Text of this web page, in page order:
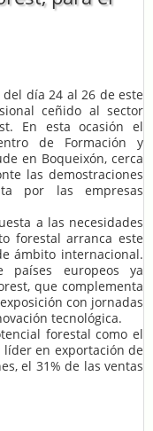
día 24 al 26 de este
ceñido al sector
En esta ocasión el
de Formación y
en Boqueixón, cerca
las demostraciones
por las empresas
a las necesidades
forestal arranca este
ámbito internacional.
países europeos ya
que complementa
con jornadas
tecnológica.
forestal como el
en exportación de
el 31% de las ventas